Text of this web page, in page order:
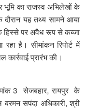
भूमि का राजस्व अभिलेखों के
दौरान यह तथ्य सामने आया
हिस्से पर अवैध रूप से कब्जा
है। सीमांकन रिपोर्ट में
प्रारंभ की।
3 सेजबहार, रायपुर के
सपंदा अधिकारी, श्री